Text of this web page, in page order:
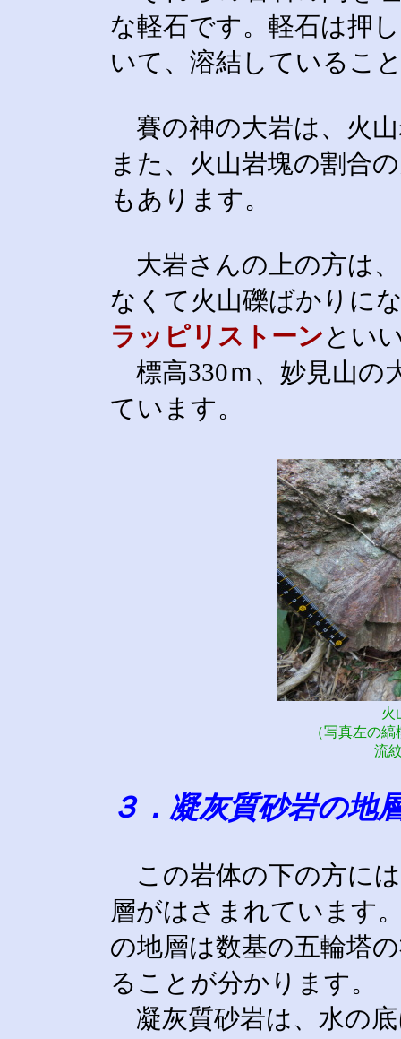
な軽石です。軽石は押
いて、溶結しているこ
賽の神の大岩は、火
また、火山岩塊の割合
もあります。
大岩さんの上の方は
なくて火山礫ばかりに
ラッピリストーン とい
標高330ｍ、妙見山の
ています。
火
（写真左の
流
３．凝灰質砂岩の地
この岩体の下の方に
層がはさまれています
の地層は数基の五輪塔
ることが分かります。
凝灰質砂岩は、水の